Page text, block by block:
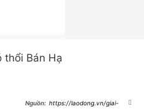
thổi Bán Hạ
https://laodong.vn/giai-